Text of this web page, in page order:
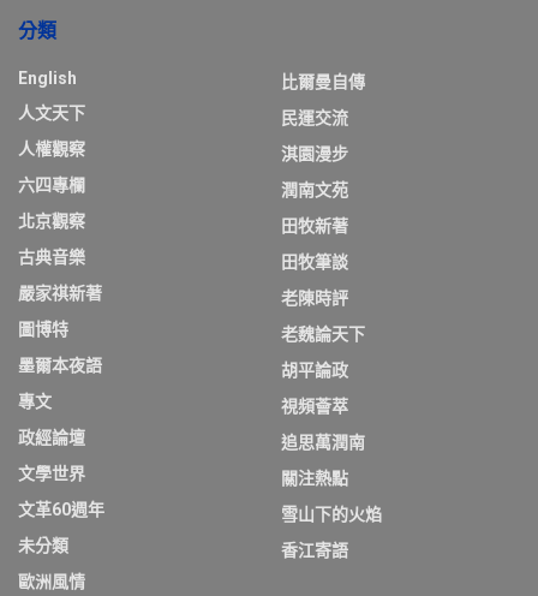
分類
English
人文天下
人權觀察
六四專欄
北京觀察
古典音樂
嚴家祺新著
圖博特
墨爾本夜語
專文
政經論壇
文學世界
文革60週年
未分類
歐洲風情
比爾曼自傳
民運交流
淇園漫步
潤南文苑
田牧新著
田牧筆談
老陳時評
老魏論天下
胡平論政
視頻薈萃
追思萬潤南
關注熱點
雪山下的火焰
香江寄語